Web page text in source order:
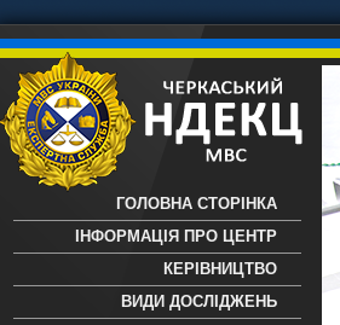
ГОЛОВНА СТОРІНКА
ІНФОРМАЦІЯ ПРО ЦЕНТР
КЕРІВНИЦТВО
ВИДИ ДОСЛІДЖЕНЬ